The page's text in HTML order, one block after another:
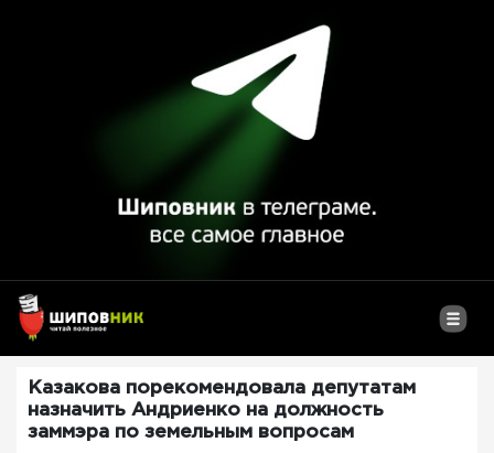
Казакова порекомендовала депутатам
назначить Андриенко на должность
заммэра по земельным вопросам